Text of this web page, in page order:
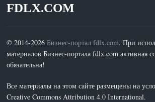
FDLX.COM
© 2014-2026 Бизнес-портал fdlx.com. При
материалов Бизнес-портала fdlx.com активная
обязательна!
Все материалы на этом сайте размещены на
Creative Commons Attribution 4.0 International.